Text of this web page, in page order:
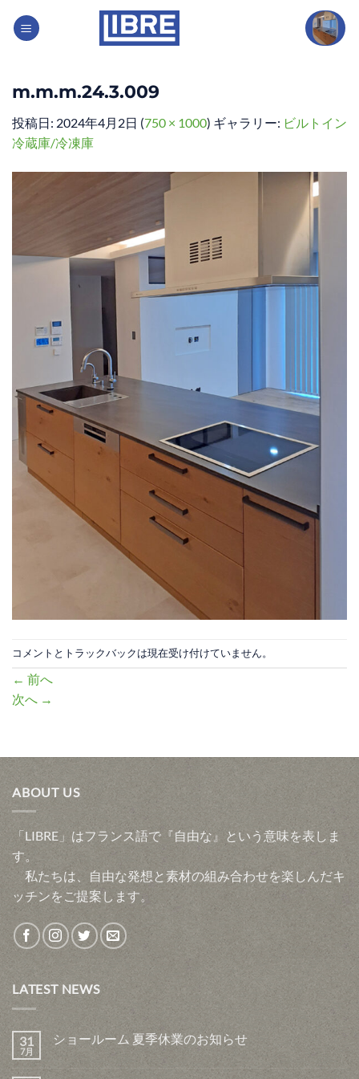
m.m.m.24.3.009
投稿日: 2024年4月2日 (750 × 1000) ギャラリー: ビルトイン
冷蔵庫/冷凍庫
コメントとトラックバックは現在受け付けていません。
← 前へ
次へ →
ABOUT US
「LIBRE」はフランス語で『自由な』という意味を表しま
す。
私たちは、自由な発想と素材の組み合わせを楽しんだキ
ッチンをご提案します。
LATEST NEWS
31
7月
ショールーム 夏季休業のお知らせ